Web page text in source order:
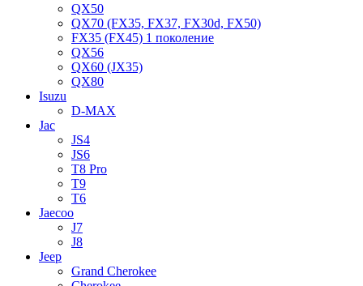
QX50
QX70 (FX35, FX37, FX30d, FX50)
FX35 (FX45) 1 поколение
QX56
QX60 (JX35)
QX80
Isuzu
D-MAX
Jac
JS4
JS6
T8 Pro
T9
T6
Jaecoo
J7
J8
Jeep
Grand Cherokee